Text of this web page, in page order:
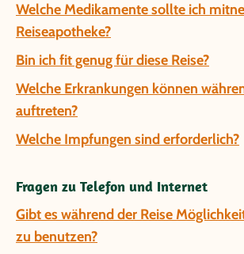
Welche Medikamente sollte ich
Reiseapotheke?
Bin ich fit genug für diese Reise?
Welche Erkrankungen können
auftreten?
Welche Impfungen sind erforderlich?
Fragen zu Telefon und Internet
Gibt es während der Reise
zu benutzen?